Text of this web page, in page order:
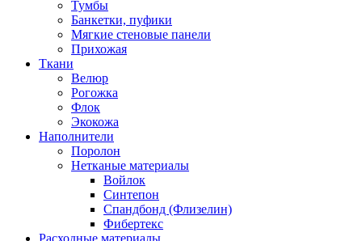
Тумбы
Банкетки, пуфики
Мягкие стеновые панели
Прихожая
Ткани
Велюр
Рогожка
Флок
Экокожа
Наполнители
Поролон
Нетканые материалы
Войлок
Синтепон
Спандбонд (Флизелин)
Фибертекс
Расходные материалы